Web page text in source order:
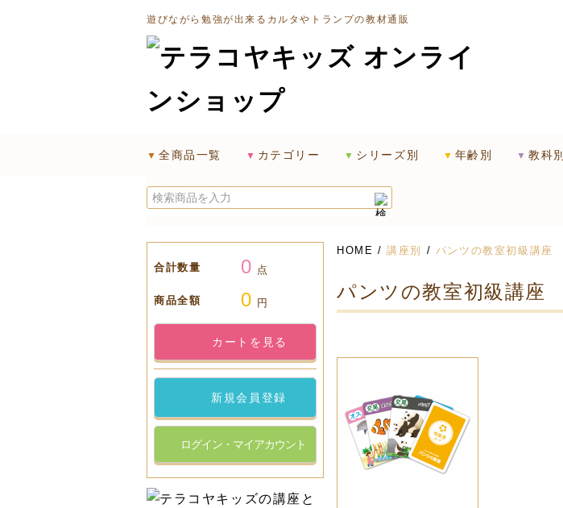
遊びながら勉強が出来るカルタやトランプの教材通販
全商品一覧 カテゴリー シリーズ別 年齢別 教科別
HOME /講座別 / パンツの教室初級講座
パンツの教室初級講座
合計数量 0 点
商品全額 0 円
カートを見る
新規会員登録
ログイン・マイアカウント